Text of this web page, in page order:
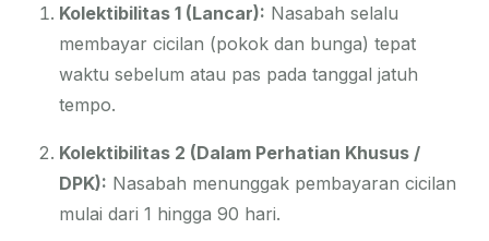
Kolektibilitas 1 (Lancar): Nasabah selalu
membayar cicilan (pokok dan bunga) tepat
waktu sebelum atau pas pada tanggal jatuh
tempo.
Kolektibilitas 2 (Dalam Perhatian Khusus /
DPK): Nasabah menunggak pembayaran cicilan
mulai dari 1 hingga 90 hari.